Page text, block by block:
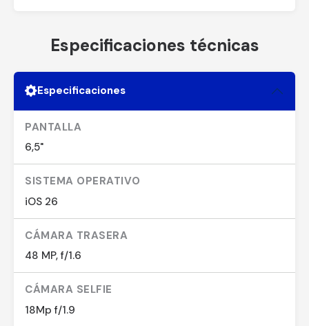
Especificaciones técnicas
Especificaciones
PANTALLA
6,5"
SISTEMA OPERATIVO
iOS 26
CÁMARA TRASERA
48 MP, f/1.6
CÁMARA SELFIE
18Mp f/1.9